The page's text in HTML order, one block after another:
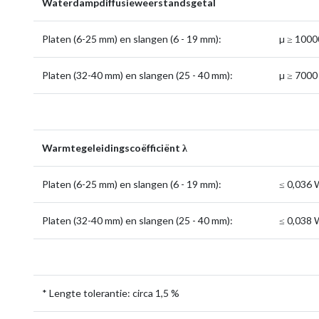
Waterdampdiffusieweerstandsgetal
Platen (6-25 mm) en slangen (6 - 19 mm): µ ≥
Platen (32-40 mm) en slangen (25 - 40 mm): µ ≥ 7000
Warmtegeleidingscoëfficiënt λ
Platen (6-25 mm) en slangen (6 - 19 mm): ≤ 0,036
Platen (32-40 mm) en slangen (25 - 40 mm): ≤ 0,038
* Lengte tolerantie: circa 1,5 %